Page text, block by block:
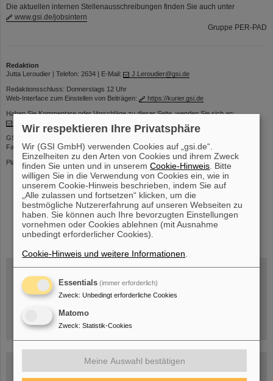
Die aktuellen internen Stellenausschreibungen finden Sie auch unter
www.gsi.de/jobsintern
Gruppe PER-PAD
Redaktion
Jutta Leroudier | Telefon: 2634 | E-Mail:
J.Leroudier@gsi.de
Redaktionsschluss: Donnerstags 12 Uhr
Web-Interface zum Einstellen von Beiträgen:
https://kurier.gsi.de
Haben Sie Kommentare oder Vorschläge zu dieser Seite, wenden Sie sich an:
GSI Helmholtzzentrum für Schwerionenforschung GmbH
Facility for Antiproton and Ion Research in Europe GmbH
Planckstr. 1 | 64291 Darmstadt | Telefon: +49-6159-71- 0
instagramlinkedin youtubehelmholtz.socialfacebook
Mittwoch, 19.08.2026, 14 Uhr
Warum existiert nicht einfach nichts?
GSI/FAIR/Goethe-Universität
Anmeldung und weitere Informationen
SCIENCE POP-UP
geöffnet Di – Fr,
12 – 17 Uhr
Wir respektieren Ihre Privatsphäre
Wir (GSI GmbH) verwenden Cookies auf „gsi.de“.
Einzelheiten zu den Arten von Cookies und ihrem Zweck
finden Sie unten und in unseremCookie-Hinweis . Bitte
willigen Sie in die Verwendung von Cookies ein, wie in
unserem Cookie-Hinweis beschrieben, indem Sie auf
„Alle zulassen und fortsetzen“ klicken, um die
bestmögliche Nutzererfahrung auf unseren Webseiten zu
haben. Sie können auch Ihre bevorzugten Einstellungen
vornehmen oder Cookies ablehnen (mit Ausnahme
unbedingt erforderlicher Cookies).
Cookie-Hinweis und weitere Informationen
Essentials (immer erforderlich)
Zweck: Unbedingt erforderliche Cookies
Matomo
Zweck: Statistik-Cookies
Meine Auswahl bestätigen